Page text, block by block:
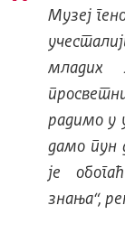
Музеј
младих
радимо у
дамо пун
је
знања“,